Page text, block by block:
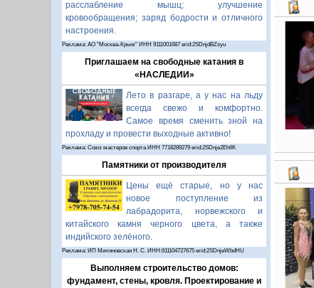
расслабление мышц; улучшение
кровообращения; заряд бодрости и отличного
настроения.
Реклама: АО "Москва-Крым" ИНН 9111001687 erid:2SDnjdBZsyu
Приглашаем на свободные катания в
«НАСЛЕДИИ»
Лето в разгаре, а у нас на льду
всегда свежо и комфортно.
Самое время сменить зной на
прохладу и провести выходные активно!
Реклама: Союз мастеров спорта ИНН 7718289279 erid:2SDnje2Eh6K
Памятники от производителя
Цены ещё старые, но у нас
новое поступление из
лабрадорита, норвежского и
китайского камня черного цвета, а также
индийского зелёного.
Реклама: ИП Миляновская Н. С. ИНН:911104727675 erid:2SDnjeWbdHU
Выполняем строительство домов:
фундамент, стены, кровля. Проектирование и